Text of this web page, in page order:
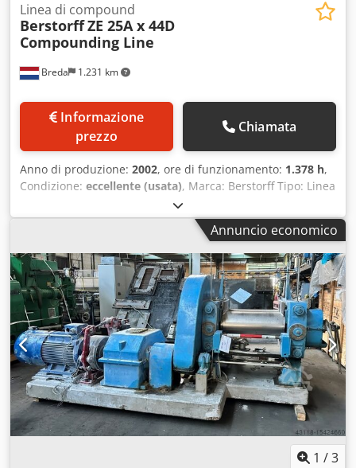
Breda 1.231 km
Linea di compound
BerstorffZE 25A x 44D
Compounding Line
prezzo
Chiamata
Anno di produzione: 2002, ore di funzionamento: 1.378 h,
Condizione: eccellente (usata), Marca: Berstorff Tipo: Linea
di compoundaggio ZE 25 N. di serie: 90200771-0010/2002
Anno di costruzione: 2002 Ore di lavoro: 1.378 Diametro
vite: 25 mm Rapporto L/D vite: 44 Dimensioni (LxPxA): 4.500
x 1.200 x 2.200 mm Peso: 1.350 kg Configurazione della
linea: – 1x sistema di alimentazione polveri gravimetrico
Brabender – 1x bocchetta di sfiato per degasaggio con
pompa per vuoto – Testa filiera per filamenti con 6 fori –
Rullo di raffreddamento con dispositivo di
termoregolazione – Pelletizzatore a velocità regolabile –
Quadro di comando centrale Altro: Documentazione
disponibile in lingua tedesca Crjdezbrfgepfx Ah Aef La
macchina è stata originariamente utilizzata per
biomateriali
Annuncio economico
1 /3